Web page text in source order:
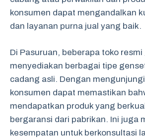
konsumen dapat mengandalkan
dan layanan purna jual yang baik.
Di Pasuruan, beberapa toko
menyediakan berbagai tipe
cadang asli. Dengan
konsumen dapat memastikan
mendapatkan produk yang
bergaransi dari pabrikan. Ini juga
kesempatan untuk berkonsultasi